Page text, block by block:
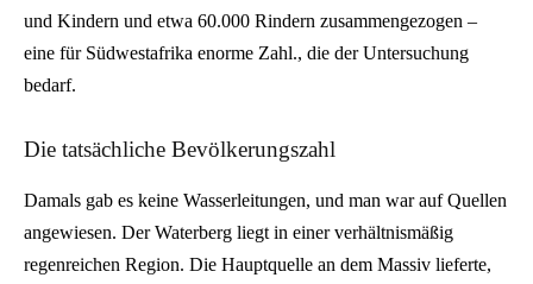
und Kindern und etwa 60.000 Rindern zusammengezogen –
eine für Südwestafrika enorme Zahl., die der Untersuchung
bedarf.
Die tatsächliche Bevölkerungszahl
Damals gab es keine Wasserleitungen, und man war auf Quellen
angewiesen. Der Waterberg liegt in einer verhältnismäßig
regenreichen Region. Die Hauptquelle an dem Massiv lieferte,